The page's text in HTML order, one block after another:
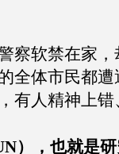
察软禁在家
全体市民都
有人精神上
），也就是